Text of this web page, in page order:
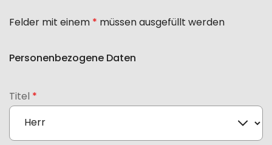
Felder mit einem* müssen ausgefüllt werden
Personenbezogene Daten
Titel *